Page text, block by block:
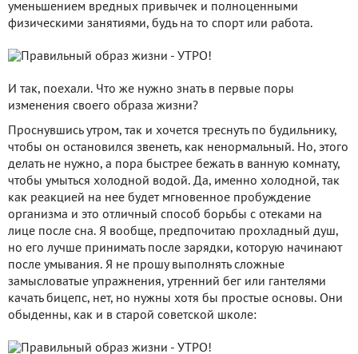
уменьшением вредных привычек и полноценными
физическими занятиями, будь на то спорт или работа.
И так, поехали. Что же нужно знать в первые поры
изменения своего образа жизни?
Проснувшись утром, так и хочется треснуть по будильнику,
чтобы он остановился звенеть, как ненормальный. Но, этого
делать не нужно, а пора быстрее бежать в ванную комнату,
чтобы умыться холодной водой. Да, именно холодной, так
как реакцией на нее будет мгновенное пробуждение
организма и это отличный способ борьбы с отеками на
лице после сна. Я вообще, предпочитаю прохладный душ,
но его лучше принимать после зарядки, которую начинают
после умывания. Я не прошу выполнять сложные
замысловатые упражнения, утренний бег или гантелями
качать бицепс, нет, но нужны хотя бы простые основы. Они
обыденны, как и в старой советской школе: